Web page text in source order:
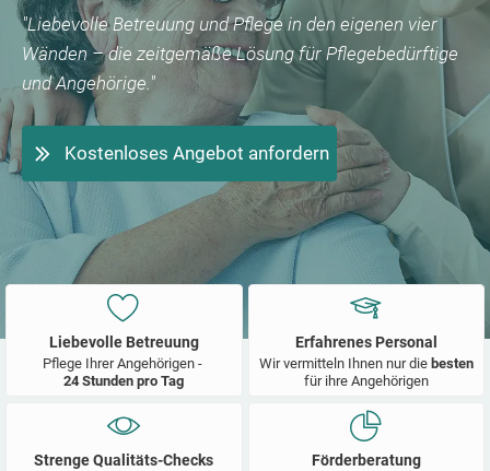
"Liebevolle Betreuung und Pflege in den eigenen vier
Wänden – die zeitgemäße Lösung für Pflegebedürftige
und Angehörige."
Kostenloses Angebot anfordern
Liebevolle Betreuung
Pflege Ihrer Angehörigen -
24 Stunden pro Tag
Erfahrenes Personal
Wir vermitteln Ihnen nur die besten
für ihre Angehörigen
Strenge Qualitäts-Checks Förderberatung